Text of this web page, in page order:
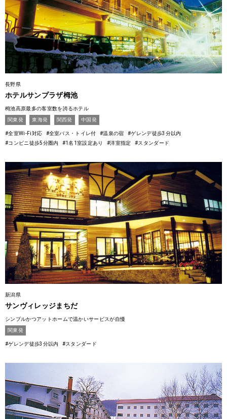
長野県
ホテルサンプラザ栂池
栂池高原最多の客室数を誇るホテル
関東発
東海発 関西発 中国発
#全室Wi-Fi対応 #全室バス・トイレ付 #温泉の宿
#ゲレンデ徒歩3分以内
#コンビニ徒歩5分圏内
#1名1室設定あり #洋室指定 #スタンダード
新潟県
サンヴィレッジまちだ
シンプルかつアットホームで温かいサービスが自慢
関東発
#ゲレンデ徒歩3分以内 #スタンダード